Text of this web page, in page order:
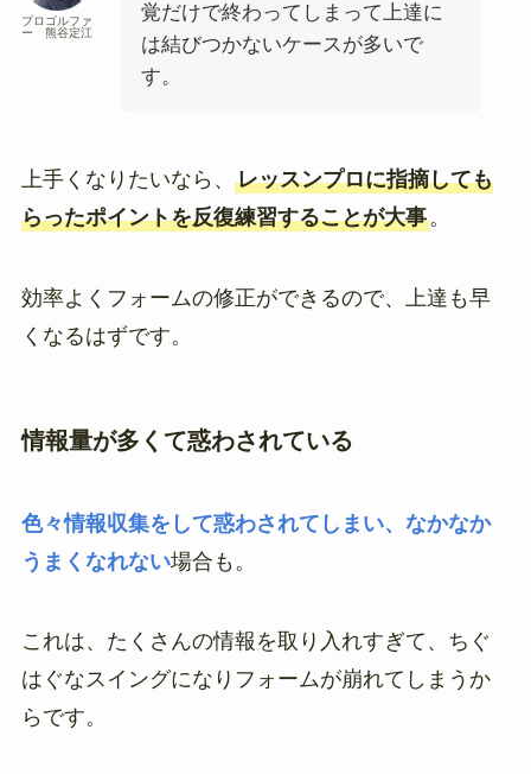
プロゴルファ
ー 熊谷定江
覚だけで終わってしまって上達に
は結びつかないケースが多いで
す。
上手くなりたいなら、 レッスンプロに指摘しても
らったポイントを反復練習することが大事。
効率よくフォームの修正ができるので、上達も早
くなるはずです。
情報量が多くて惑わされている
色々情報収集をして惑わされてしまい、なかなか
うまくなれない場合も。
これは、たくさんの情報を取り入れすぎて、ちぐ
はぐなスイングになりフォームが崩れてしまうか
らです。